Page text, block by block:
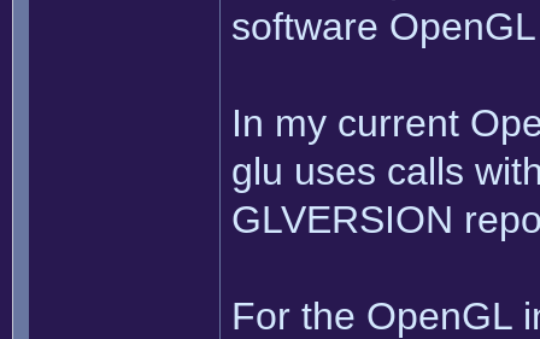
software
In my current
glu uses calls
GLVERSION
For the OpenGL